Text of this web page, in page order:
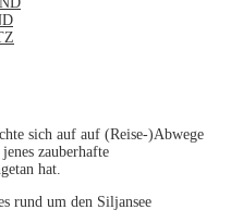
sich auf auf (Reise-)Abwege
zauberhafte
hat.
rund um den Siljansee